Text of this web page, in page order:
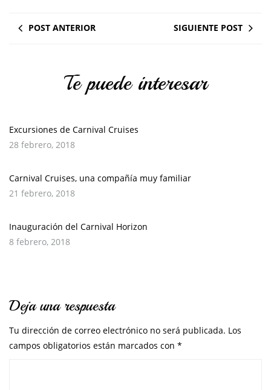
POST ANTERIOR SIGUIENTE POST
Te puede interesar
Excursiones de Carnival Cruises
28 febrero, 2018
Carnival Cruises, una compañía muy familiar
21 febrero, 2018
Inauguración del Carnival Horizon
8 febrero, 2018
Deja una respuesta
Tu dirección de correo electrónico no será publicada. Los
campos obligatorios están marcados con *